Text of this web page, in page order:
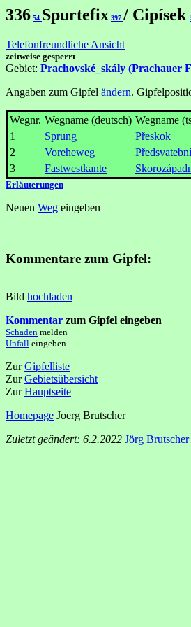
336 54 Spurtefix 397 / Cipísek
Telefonfreundliche Ansicht
zeitweise gesperrt
Gebiet: Prachovské_skály (Prachauer
Angaben zum Gipfel ändern.
Wegnr. Wegname (deutsch) Wegname
1
Sprung Přeskok
2
Voreheweg Předsvatební
3
Fastwestkante
Erläuterungen
Neuen Weg eingeben
Kommentare zum Gipfel:
Bild hochladen
Kommentar zum Gipfel eingeben
Schaden melden
Unfall eingeben
ZurGipfelliste
ZurGebietsübersicht
ZurHauptseite
Homepage Joerg Brutscher
Zuletzt geändert: 6.2.2022 Jörg Brutscher